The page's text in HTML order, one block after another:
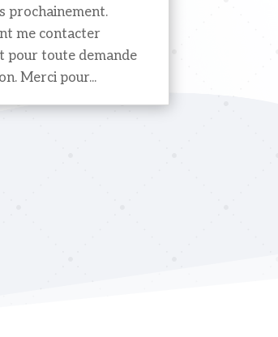
prochainement.
me contacter
pour toute demande
Merci pour...